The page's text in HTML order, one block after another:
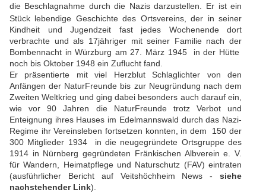
die Beschlagnahme durch die Nazis darzustellen.
Er ist ein
Stück lebendige Geschichte des Ortsvereins, der in seiner
Kindheit und Jugendzeit fast jedes Wochenende dort
verbrachte und als 17jähriger mit seiner Familie nach der
Bombennacht in Würzburg am 27. März 1945 in der Hütte
noch bis Oktober 1948 ein Zuflucht fand.
Er präsentierte
mit viel Herzblut
Schlaglichter von den
Anfängen der NaturFreunde bis zur Neugründung nach dem
Zweiten Weltkrieg und ging dabei besonders auch darauf ein,
wie vor 90 Jahren die NaturFreunde trotz Verbot und
Enteignung ihres Hauses im Edelmannswald durch das Nazi-
Regime ihr Vereinsleben fortsetzen konnten, in dem 150 der
300 Mitglieder 1934 in die neugegründete Ortsgruppe des
1914 in Nürnberg gegründeten Fränkischen Albverein e. V.
für Wandern, Heimatpflege und Naturschutz (FAV) eintraten
(ausführlicher Bericht auf Veitshöchheim News - siehe
nachstehender Link).